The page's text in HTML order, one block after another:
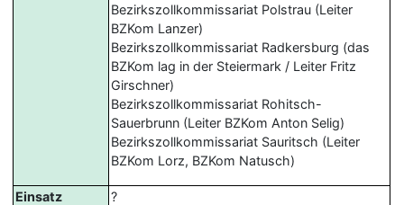
Bezirkszollkommissariat Polstrau (Leiter
BZKom Lanzer)
Bezirkszollkommissariat Radkersburg (das
BZKom lag in der Steiermark / Leiter Fritz
Girschner)
Bezirkszollkommissariat Rohitsch-
Sauerbrunn (Leiter BZKom Anton Selig)
Bezirkszollkommissariat Sauritsch (Leiter
BZKom Lorz, BZKom Natusch)
Einsatz ?